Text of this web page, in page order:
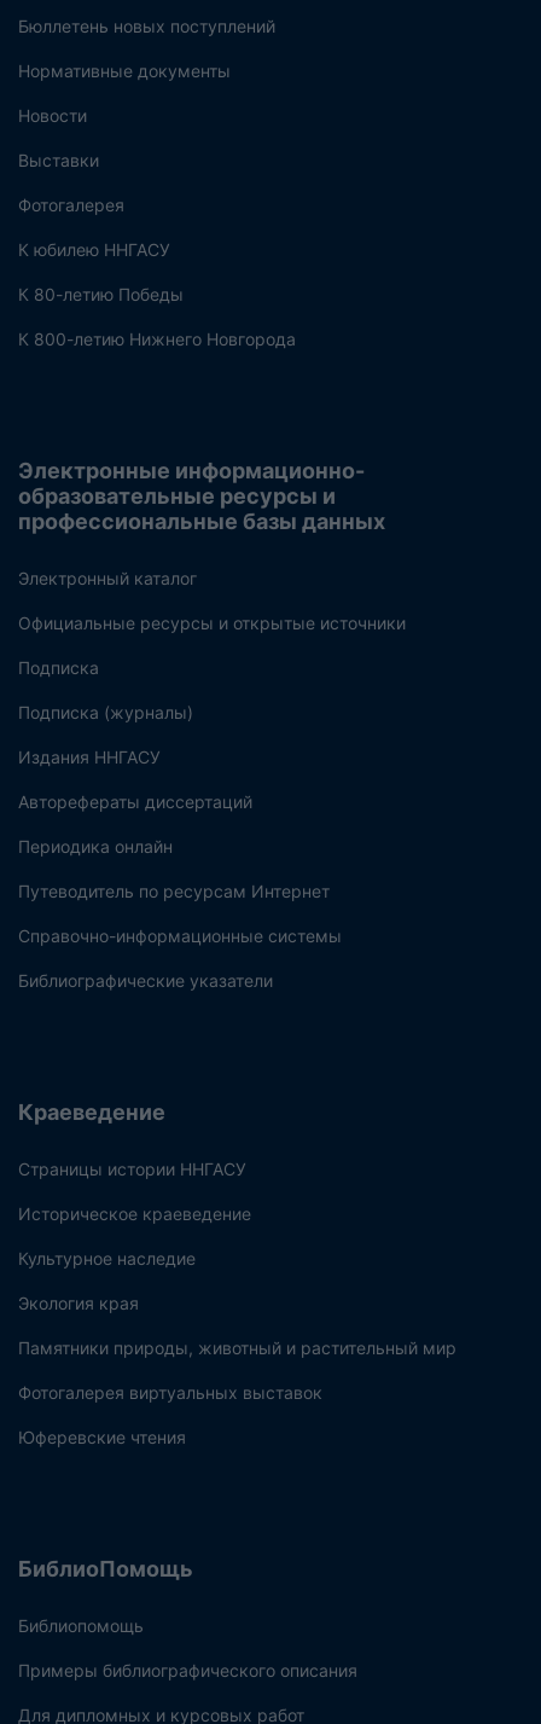
Бюллетень новых поступлений
Нормативные документы
Новости
Выставки
Фотогалерея
К юбилею ННГАСУ
К 80-летию Победы
К 800-летию Нижнего Новгорода
Электронные информационно-
образовательные ресурсы и
профессиональные базы данных
Электронный каталог
Официальные ресурсы и открытые источники
Подписка
Подписка (журналы)
Издания ННГАСУ
Авторефераты диссертаций
Периодика онлайн
Путеводитель по ресурсам Интернет
Справочно-информационные системы
Библиографические указатели
Краеведение
Страницы истории ННГАСУ
Историческое краеведение
Культурное наследие
Экология края
Памятники природы, животный и растительный мир
Фотогалерея виртуальных выставок
Юферевские чтения
БиблиоПомощь
Библиопомощь
Примеры библиографического описания
Для дипломных и курсовых работ